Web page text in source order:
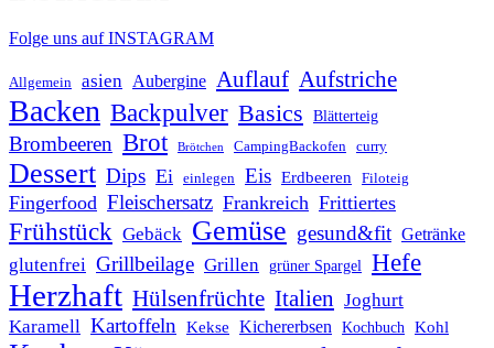
Folge uns auf INSTAGRAM
Allgemein asien Aubergine Auflauf Aufstriche
Backen Backpulver Basics Blätterteig
Brombeeren Brot Brötchen CampingBackofen curry
Dessert Dips Ei einlegen Eis Erdbeeren Filoteig
Fingerfood Fleischersatz Frankreich Frittiertes
Frühstück Gebäck Gemüse gesund&fit Getränke
glutenfrei Grillbeilage Grillen grüner Spargel Hefe
Herzhaft Hülsenfrüchte Italien Joghurt
Karamell Kartoffeln Kekse Kichererbsen Kochbuch Kohl